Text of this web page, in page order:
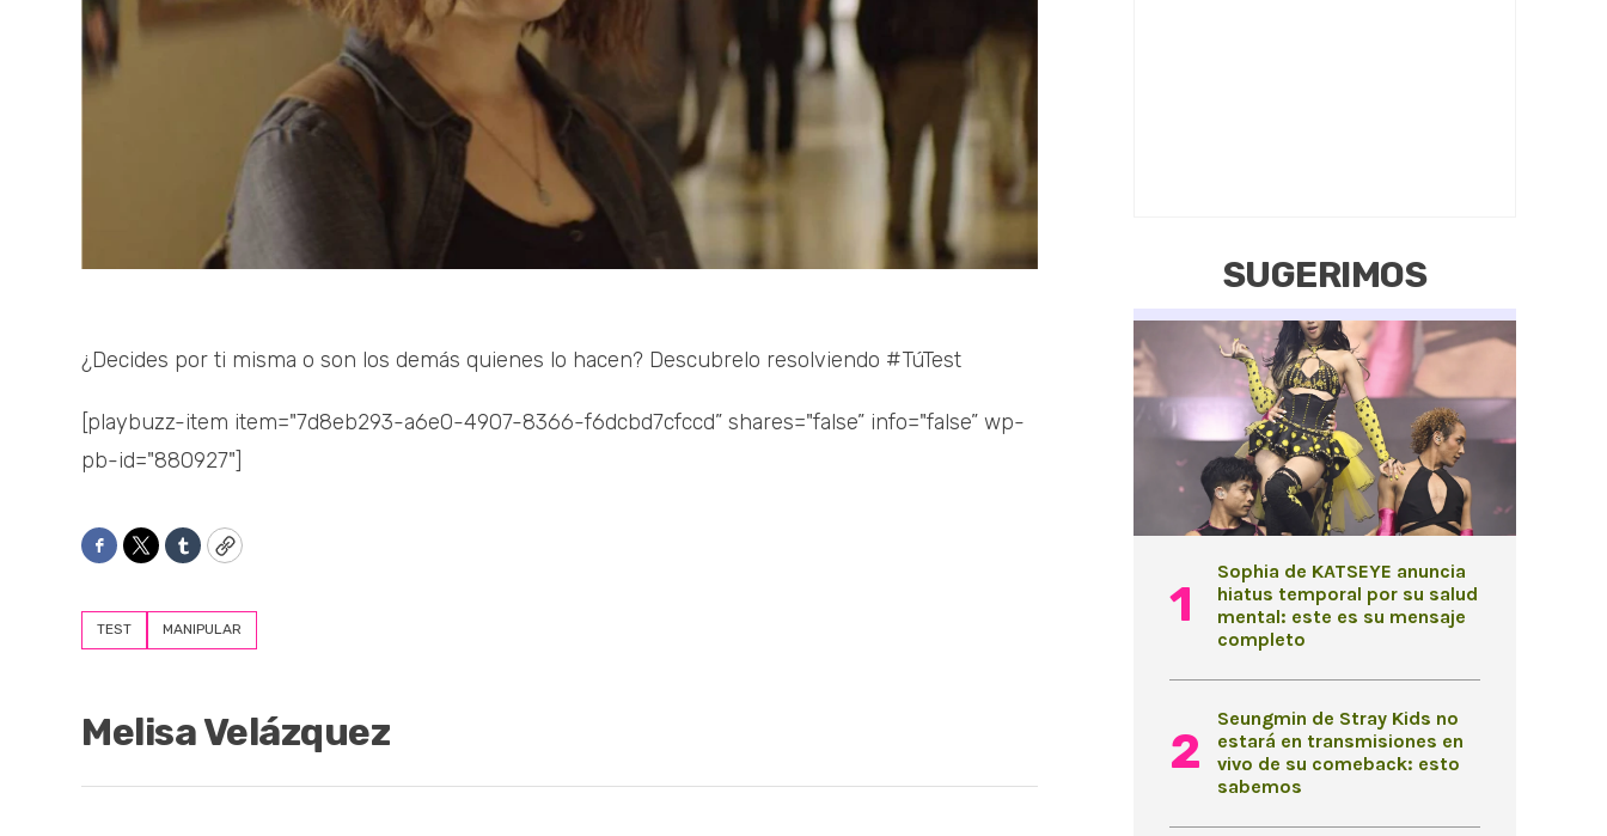
¿Decides por ti misma o son los demás quienes lo hacen? Descubrelo resolviendo #TúTest
[playbuzz-item item="7d8eb293-a6e0-4907-8366-f6dcbd7cfccd” shares="false” info="false” wp-
pb-id="880927"]
Facebook
TwitterTumblrCopy
TEST MANIPULAR
Melisa Velázquez
SUGERIMOS
Sophia de KATSEYE anuncia
hiatus temporal por su salud
mental: este es su mensaje
completo
Seungmin de Stray Kids no
estará en transmisiones en
vivo de su comeback: esto
sabemos